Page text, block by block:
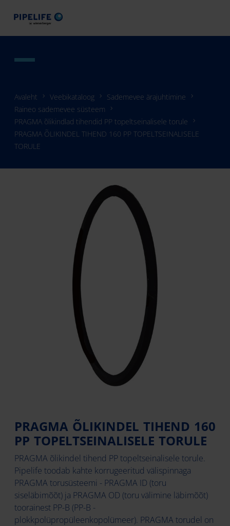
Avaleht Veebikataloog
Sademevee ärajuhtimine
Raineo sademevee süsteem
PRAGMA õlikindlad tihendid PP topeltseinalisele torule
PRAGMA ÕLIKINDEL TIHEND 160 PP TOPELTSEINALISELE
TORULE
PRAGMA ÕLIKINDEL TIHEND 160
PP TOPELTSEINALISELE TORULE
PRAGMA õlikindel tihend PP topeltseinalisele torule.
Pipelife toodab kahte korrugeeritud välispinnaga
PRAGMA torusüsteemi - PRAGMA ID (toru
siseläbimõõt) ja PRAGMA OD (toru välimine läbimõõt)
toorainest PP-B (PP-B -
plokkpolüpropüleenkopolümeer). PRAGMA torudel on